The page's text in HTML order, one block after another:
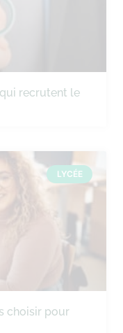
recrutent le
LYCÉE
choisir pour